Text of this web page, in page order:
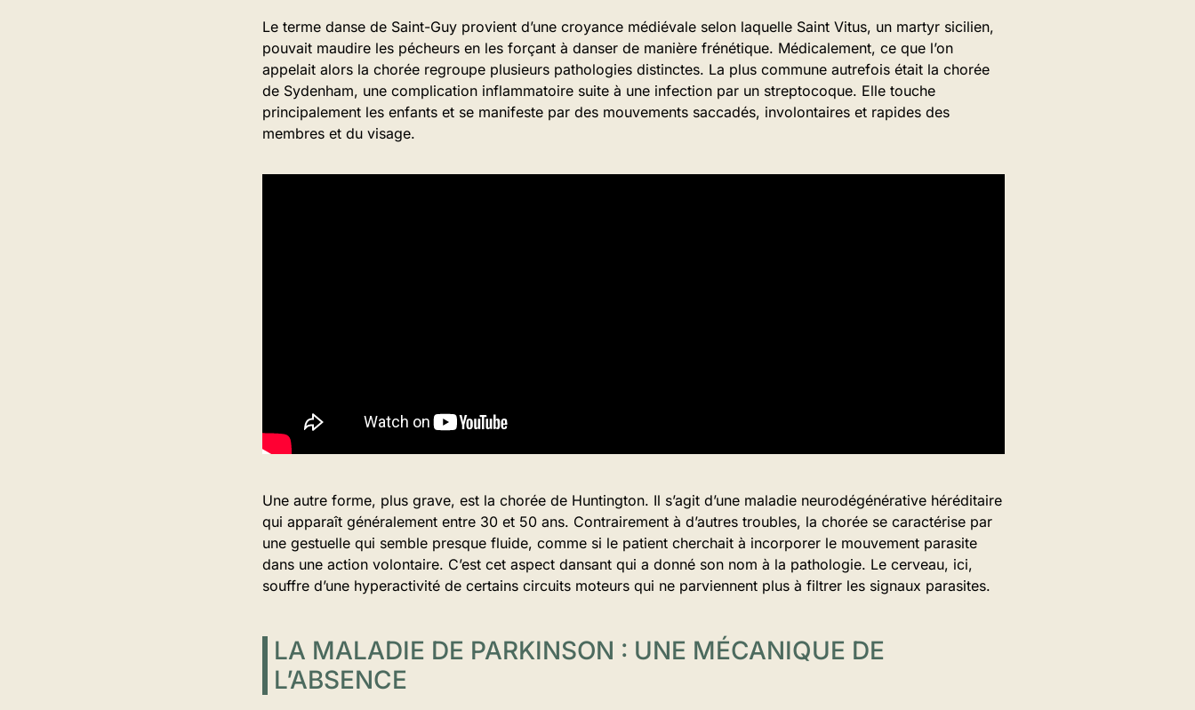
Le terme danse de Saint-Guy provient d’une croyance médiévale selon laquelle Saint Vitus, un martyr sicilien,
pouvait maudire les pécheurs en les forçant à danser de manière frénétique. Médicalement, ce que l’on
appelait alors la chorée regroupe plusieurs pathologies distinctes. La plus commune autrefois était la chorée
de Sydenham, une complication inflammatoire suite à une infection par un streptocoque. Elle touche
principalement les enfants et se manifeste par des mouvements saccadés, involontaires et rapides des
membres et du visage.
Une autre forme, plus grave, est la chorée de Huntington. Il s’agit d’une maladie neurodégénérative héréditaire
qui apparaît généralement entre 30 et 50 ans. Contrairement à d’autres troubles, la chorée se caractérise par
une gestuelle qui semble presque fluide, comme si le patient cherchait à incorporer le mouvement parasite
dans une action volontaire. C’est cet aspect dansant qui a donné son nom à la pathologie. Le cerveau, ici,
souffre d’une hyperactivité de certains circuits moteurs qui ne parviennent plus à filtrer les signaux parasites.
LA MALADIE DE PARKINSON : UNE MÉCANIQUE DE
L’ABSENCE